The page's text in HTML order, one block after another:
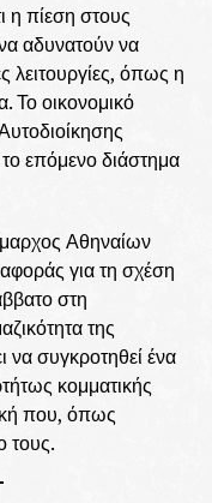
πίεση στους
αδυνατούν να
λειτουργίες, όπως η
Το οικονομικό
το επόμενο διάστημα
Αθηναίων
για τη σχέση
στη
της
να συγκροτηθεί ένα
κομματικής
που, όπως
τους.